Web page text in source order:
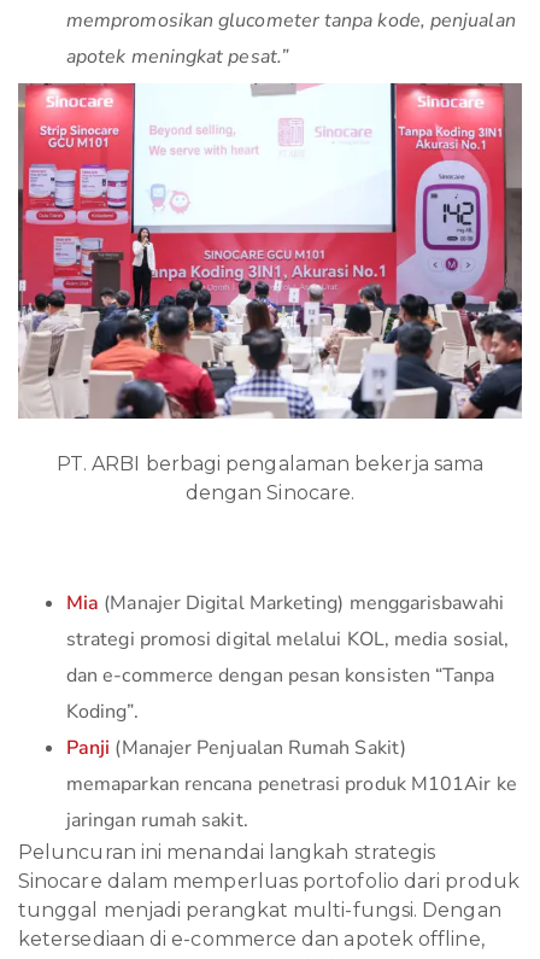
mempromosikan glucometer tanpa kode, penjualan
apotek meningkat pesat.”
PT. ARBI berbagi pengalaman bekerja sama
dengan Sinocare.
Mia (Manajer Digital Marketing) menggarisbawahi
strategi promosi digital melalui KOL, media sosial,
dan e-commerce dengan pesan konsisten “Tanpa
Koding”.
Panji (Manajer Penjualan Rumah Sakit)
memaparkan rencana penetrasi produk M101Air ke
jaringan rumah sakit.
Peluncuran ini menandai langkah strategis
Sinocare dalam memperluas portofolio dari produk
tunggal menjadi perangkat multi-fungsi. Dengan
ketersediaan di e-commerce dan apotek offline,